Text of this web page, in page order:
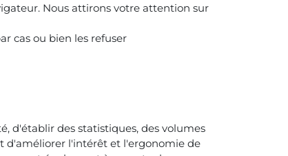
Nous attirons votre attention sur
cas ou bien les refuser
d'établir des statistiques, des volumes
d'améliorer l'intérêt et l'ergonomie de